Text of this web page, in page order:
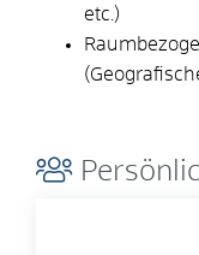
etc.)